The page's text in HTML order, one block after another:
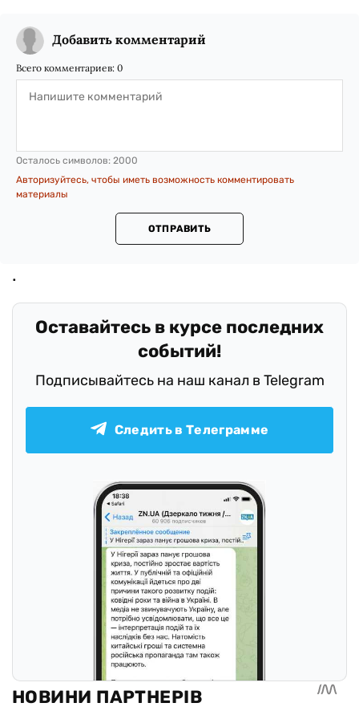
Добавить комментарий
Всего комментариев: 0
Осталось символов: 2000
Авторизуйтесь, чтобы иметь возможность комментировать
материалы
ОТПРАВИТЬ
Оставайтесь в курсе последних
событий!
Подписывайтесь на наш канал в Telegram
Следить в Телеграмме